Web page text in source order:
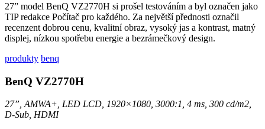
27” model BenQ VZ2770H si prošel testováním a byl označen jako
TIP redakce Počítač pro každého. Za největší přednosti označil
recenzent dobrou cenu, kvalitní obraz, vysoký jas a kontrast, matný
displej, nízkou spotřebu energie a bezrámečkový design.
produkty benq
BenQ VZ2770H
27”, AMWA+, LED LCD, 1920×1080, 3000:1, 4 ms, 300 cd/m2,
D-Sub, HDMI